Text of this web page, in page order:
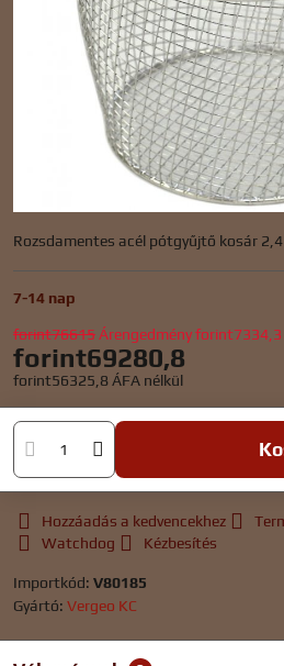
Rozsdamentes acél pótgyűjtő kosár
7-14 nap
forint76615 Árengedményforint7334,3
forint69280,8
forint56325,8 ÁFA nélkül
Hozzáadás a kedvencekhez
Watchdog
Kézbesítés
Importkód: V80185
Gyártó: Vergeo KC